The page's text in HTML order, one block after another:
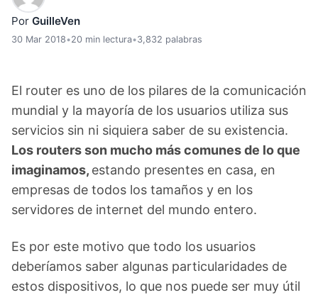
Por GuilleVen
30 Mar 2018•20 min lectura•3,832 palabras
El router es uno de los pilares de la comunicación
mundial y la mayoría de los usuarios utiliza sus
servicios sin ni siquiera saber de su existencia.
Los routers son mucho más comunes de lo que
imaginamos, estando presentes en casa, en
empresas de todos los tamaños y en los
servidores de internet del mundo entero.
Es por este motivo que todo los usuarios
deberíamos saber algunas particularidades de
estos dispositivos, lo que nos puede ser muy útil